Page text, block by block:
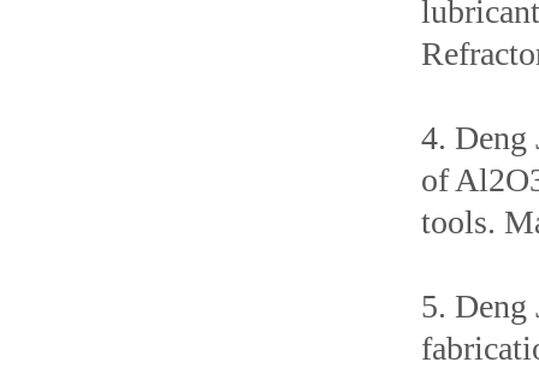
4. Deng
of
tools.
5. Deng